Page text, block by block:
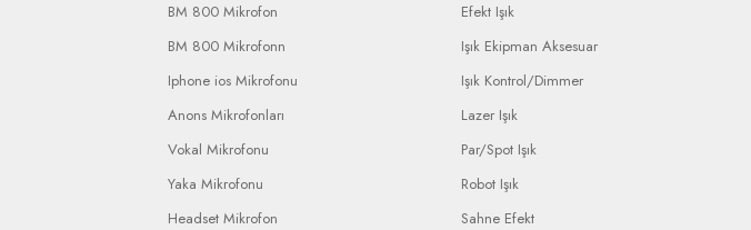
BM 800 Mikrofon
BM 800 Mikrofonn
Iphone ios Mikrofonu
Anons Mikrofonları
Vokal Mikrofonu
Yaka Mikrofonu
Headset Mikrofon
Efekt Işık
Işık Ekipman Aksesuar
Işık Kontrol/Dimmer
Lazer Işık
Par/Spot Işık
Robot Işık
Sahne Efekt